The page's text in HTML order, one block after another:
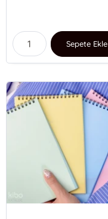
Sepete Ekle